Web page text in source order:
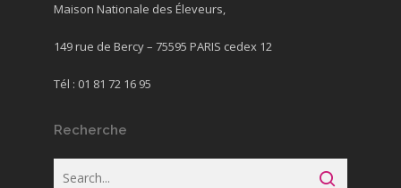
Maison Nationale des Éleveurs,
149 rue de Bercy – 75595 PARIS cedex 12
Tél : 01 81 72 16 95
Recherche